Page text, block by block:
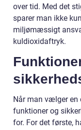
over tid. Med det
sparer man ikke
miljømæssigt
kuldioxidaftryk.
Når man vælger en
funktioner og
for. For det første,